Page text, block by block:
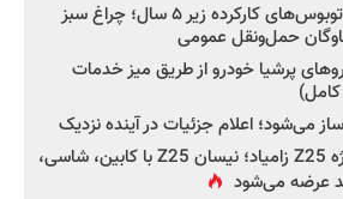
صدور مجوز واردات اتوبوس‌های کارکرده زیر ۵ سال؛ چراغ سبز
حمل‌ونقل عمومی
پرشیا خودرو از طریق میز خدمات
می‌شود؛ اعلام جزئیات در آینده نزدیک
جزئیات جدید از پروژه Z25 زامیاد؛ نیسان Z25 با کابین، شاسی،
عرضه می‌شود